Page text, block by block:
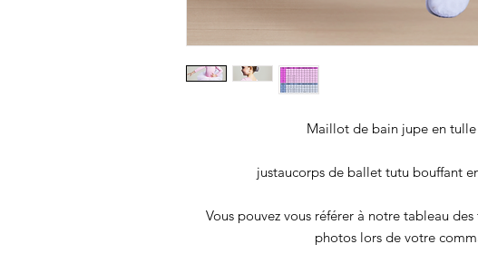
Maillot de bain jupe en tulle
justaucorps de ballet tutu bouffant
Vous pouvez vous référer à notre tableau
photos lors de votre